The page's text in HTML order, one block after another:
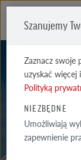
Szanujemy
Zaznacz swoje
uzyskać więcej
Polityką
NIEZBĘDNE
Umożliwiają
zapewnienie